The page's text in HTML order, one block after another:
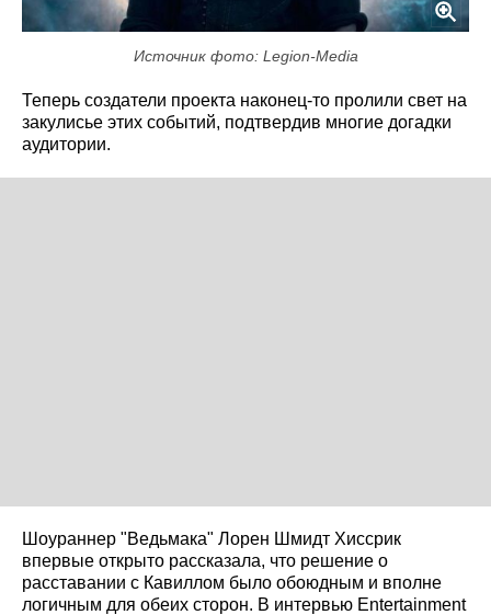
Источник фото: Legion-Media
Теперь создатели проекта наконец-то пролили свет на
закулисье этих событий, подтвердив многие догадки
аудитории.
Шоураннер "Ведьмака" Лорен Шмидт Хиссрик
впервые открыто рассказала, что решение о
расставании с Кавиллом было обоюдным и вполне
логичным для обеих сторон. В интервью Entertainment